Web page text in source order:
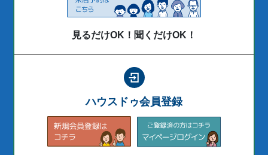
見るだけOK！聞くだけOK！
ハウスドゥ会員登録